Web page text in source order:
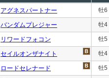
アグネスパートナー 牡6
バンダムプレジャー 牡4
リワードフォコン 牡5
セイルオンザナイト 牡4
ロードセレナード 牡5